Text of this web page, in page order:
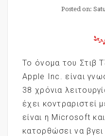
Posted on:
Το όνομα του Στιβ
Apple Inc. είναι
38 χρόνια
έχει κοντραριστεί
είναι η Microsoft
κατορθώσει να βγει